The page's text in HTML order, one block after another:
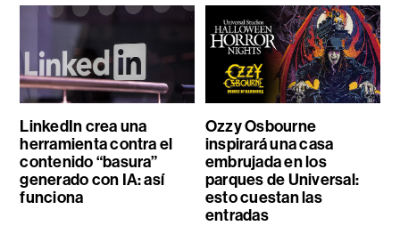
LinkedIn crea una
herramienta contra el
contenido “basura”
generado con IA: así
funciona
Ozzy Osbourne
inspirará una casa
embrujada en los
parques de Universal:
esto cuestan las
entradas